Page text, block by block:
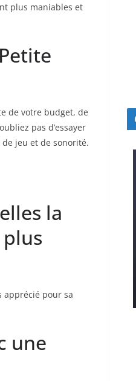
plus​ maniables et
‍de⁢ votre budget, de
pas ‍d’essayer
jeu⁣ et ⁤de sonorité.
la
pour sa
une